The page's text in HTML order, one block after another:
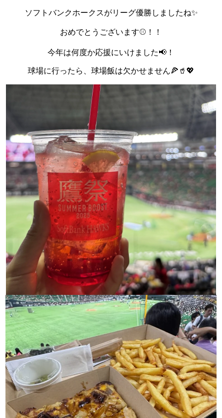
ソフトバンクホークスがリーグ優勝しましたね✨
おめでとうございます⚾！！
今年は何度か応援にいけました📢！
球場に行ったら、球場飯は欠かせません🍕🥤💖